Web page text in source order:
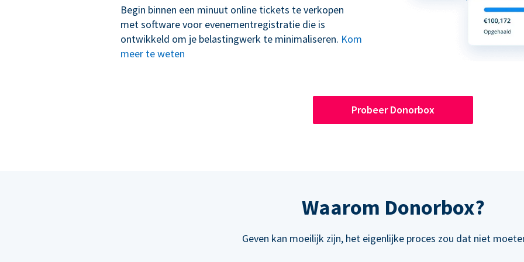
Begin binnen een minuut online tickets te verkopen
met software voor evenementregistratie die is
ontwikkeld om je belastingwerk te minimaliseren. Kom
meer te weten
Probeer Donorbox
Waarom Donorbox?
Geven kan moeilijk zijn, het eigenlijke proces zou dat niet